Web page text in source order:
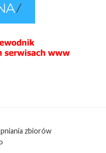
zbiorów